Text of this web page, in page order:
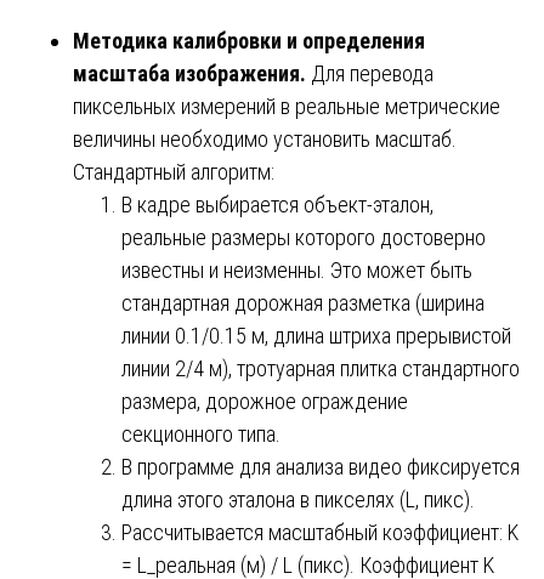
Методика калибровки и определения
масштаба изображения. Для перевода
пиксельных измерений в реальные метрические
величины необходимо установить масштаб.
Стандартный алгоритм:
В кадре выбирается объект-эталон,
реальные размеры которого достоверно
известны и неизменны. Это может быть
стандартная дорожная разметка (ширина
линии 0.1/0.15 м, длина штриха прерывистой
линии 2/4 м), тротуарная плитка стандартного
размера, дорожное ограждение
секционного типа.
В программе для анализа видео фиксируется
длина этого эталона в пикселях (L, пикс).
Рассчитывается масштабный коэффициент: K
= L_реальная (м) / L (пикс). Коэффициент K